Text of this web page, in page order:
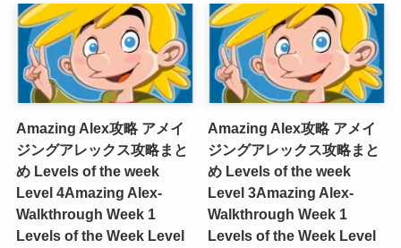
Amazing Alex攻略 アメイ
ジングアレックス攻略まと
め Levels of the week
Level 4Amazing Alex-
Walkthrough Week 1
Levels of the Week Level
Amazing Alex攻略 アメイ
ジングアレックス攻略まと
め Levels of the week
Level 3Amazing Alex-
Walkthrough Week 1
Levels of the Week Level